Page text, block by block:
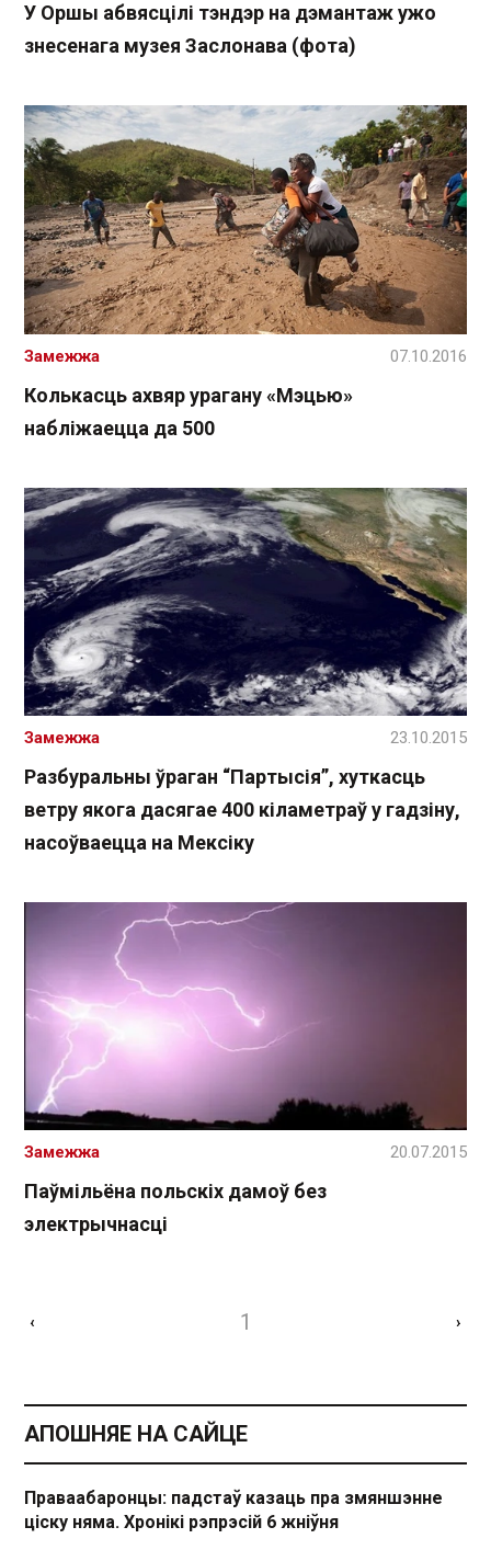
У Оршы абвясцілі тэндэр на дэмантаж ужо
знесенага музея Заслонава (фота)
Колькасць ахвяр урагану «Мэцью»
набліжаецца да 500
Замежжа 07.10.2016
Разбуральны ўраган “Партысія”, хуткасць
ветру якога дасягае 400 кіламетраў у гадзіну,
насоўваецца на Мексіку
Замежжа 23.10.2015
Паўмільёна польскіх дамоў без
электрычнасці
Замежжа 20.07.2015
‹ 1 ›
АПОШНЯЕ НА САЙЦЕ
Праваабаронцы: падстаў казаць пра змяншэнне
ціску няма. Хронікі рэпрэсій 6 жніўня